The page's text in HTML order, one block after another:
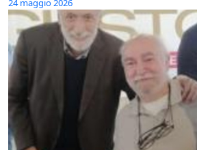
24 maggio 2026